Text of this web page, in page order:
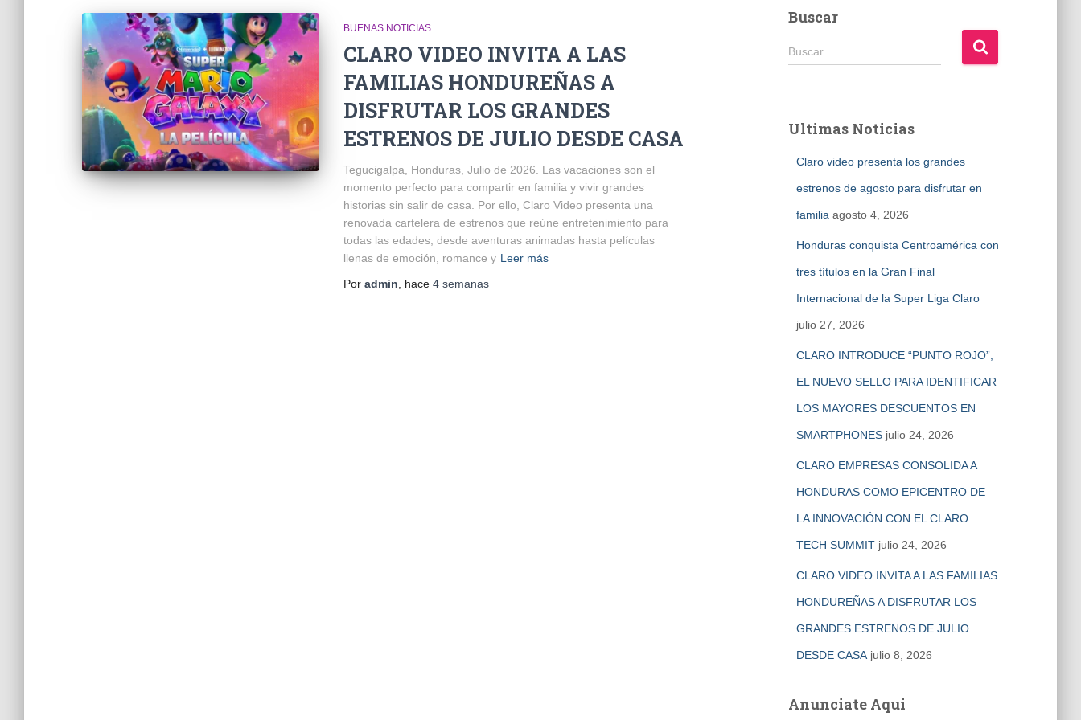
BUENAS NOTICIAS
CLARO VIDEO INVITA A LAS
FAMILIAS HONDUREÑAS A
DISFRUTAR LOS GRANDES
ESTRENOS DE JULIO DESDE CASA
Tegucigalpa, Honduras, Julio de 2026. Las vacaciones son el
momento perfecto para compartir en familia y vivir grandes
historias sin salir de casa. Por ello, Claro Video presenta una
renovada cartelera de estrenos que reúne entretenimiento para
todas las edades, desde aventuras animadas hasta películas
llenas de emoción, romance y Leer más
Por admin , hace 4 semanas
Buscar
B
u
r
Buscar …
Ultimas Noticias
Claro video presenta los grandes
estrenos de agosto para disfrutar en
familia agosto 4, 2026
Honduras conquista Centroamérica con
tres títulos en la Gran Final
Internacional de la Super Liga Claro
julio 27, 2026
CLARO INTRODUCE “PUNTO ROJO”,
EL NUEVO SELLO PARA IDENTIFICAR
LOS MAYORES DESCUENTOS EN
SMARTPHONES julio 24, 2026
CLARO EMPRESAS CONSOLIDA A
HONDURAS COMO EPICENTRO DE
LA INNOVACIÓN CON EL CLARO
TECH SUMMIT julio 24, 2026
CLARO VIDEO INVITA A LAS FAMILIAS
HONDUREÑAS A DISFRUTAR LOS
GRANDES ESTRENOS DE JULIO
DESDE CASA julio 8, 2026
Anunciate Aqui